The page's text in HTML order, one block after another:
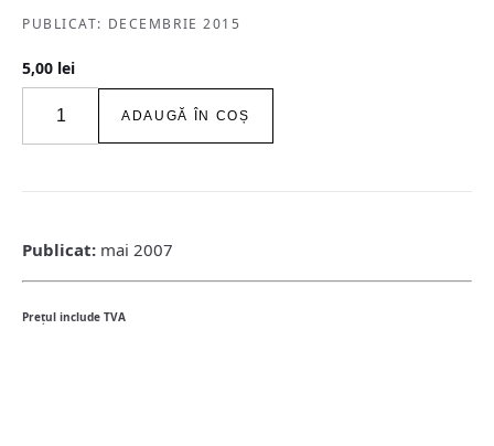
PUBLICAT: DECEMBRIE 2015
5,00 lei
igloo
habitat
#65
2007
ADAUGĂ ÎN COȘ
Publicat: mai 2007
Preţul include TVA